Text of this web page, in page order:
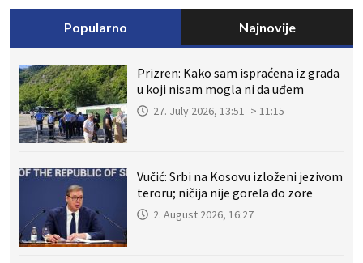
Popularno Najnovije
Prizren: Kako sam ispraćena iz grada
u koji nisam mogla ni da uđem
27. July 2026, 13:51 -> 11:15
Vučić: Srbi na Kosovu izloženi jezivom
teroru; ničija nije gorela do zore
2. August 2026, 16:27